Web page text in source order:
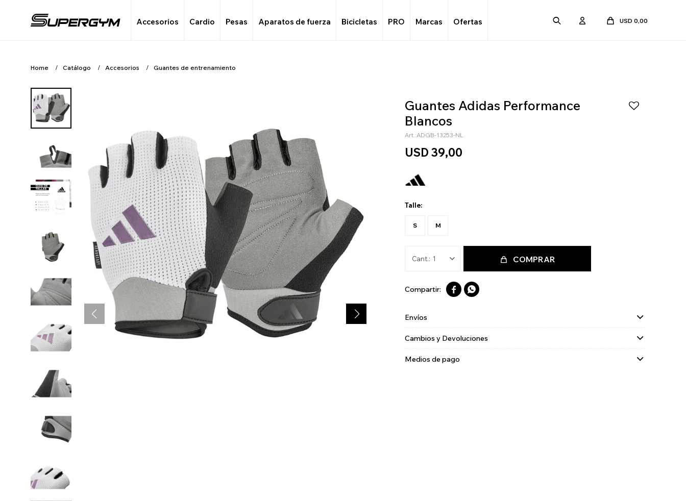
Accesorios Cardio Pesas Aparatos de fuerza Bicicletas PRO Marcas Ofertas USD 0,00
Home Catálogo Accesorios Guantes de entrenamiento
Guantes Adidas Performance
Blancos
ADGB-13253-NL
USD 39,00
Talle:
S M
1 COMPRAR
 
Envíos
Cambios y Devoluciones
Medios de pago